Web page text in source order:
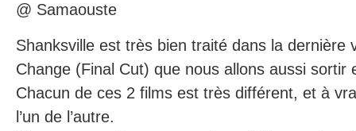
@ Samaouste
Shanksville est très bien traité dans la dernière
Change (Final Cut) que nous allons aussi sortir
Chacun de ces 2 films est très différent, et à
l’un de l’autre.